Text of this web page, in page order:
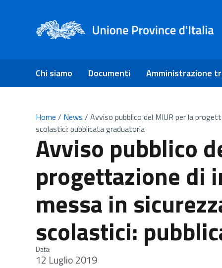
Chi siamo Documenti Amministrazione
Home / News / Avviso pubblico del MIUR per la
scolastici: pubblicata graduatoria
Avviso pubblico
progettazione di
messa in
scolastici:
Data:
12 Luglio 2019